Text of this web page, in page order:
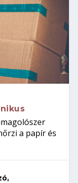
a papír és